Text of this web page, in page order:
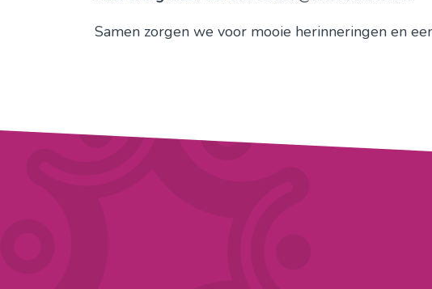
Samen zorgen we voor mooie herinneringen en